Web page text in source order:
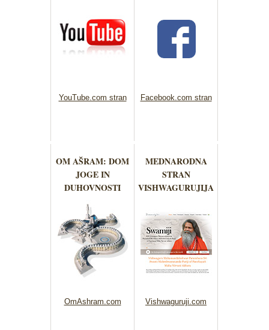
YouTube.com stran Facebook.com stran
OM AŠRAM: DOM
JOGE IN
DUHOVNOSTI
OmAshram.com
MEDNARODNA
STRAN
VISHWAGURUJIJA
Vishwaguruji.com